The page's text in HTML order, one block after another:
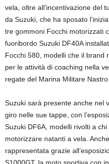
vela, oltre all’incentivazione del
da Suzuki, che ha sposato
tre gommoni Focchi motorizzati
fuoribordo Suzuki DF40A
Focchi 580, modelli che il brand
per le attività di coaching nella
regate del Marina Militare Nastro
Suzuki sarà presente anche nel
giro nelle sue tappe, con
Suzuki DF6A, modelli rivolti a
motorizzare natanti a vela.
rappresentata grazie
S1000GT, la moto sportiva con